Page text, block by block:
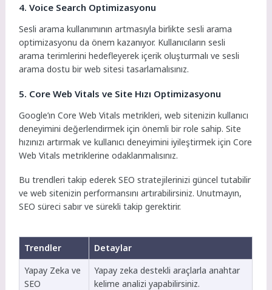
4. Voice Search Optimizasyonu
Sesli arama kullanımının artmasıyla birlikte sesli arama
optimizasyonu da önem kazanıyor. Kullanıcıların sesli
arama terimlerini hedefleyerek içerik oluşturmalı ve sesli
arama dostu bir web sitesi tasarlamalısınız.
5. Core Web Vitals ve Site Hızı Optimizasyonu
Google’ın Core Web Vitals metrikleri, web sitenizin kullanıcı
deneyimini değerlendirmek için önemli bir role sahip. Site
hızınızı artırmak ve kullanıcı deneyimini iyileştirmek için Core
Web Vitals metriklerine odaklanmalısınız.
Bu trendleri takip ederek SEO stratejilerinizi güncel tutabilir
ve web sitenizin performansını artırabilirsiniz. Unutmayın,
SEO süreci sabır ve sürekli takip gerektirir.
Trendler
Detaylar
Yapay Zeka ve
SEO
Yapay zeka destekli araçlarla anahtar
kelime analizi yapabilirsiniz.